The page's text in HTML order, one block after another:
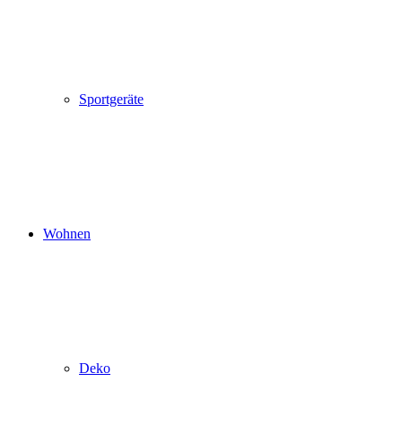
Sportgeräte
Wohnen
Deko